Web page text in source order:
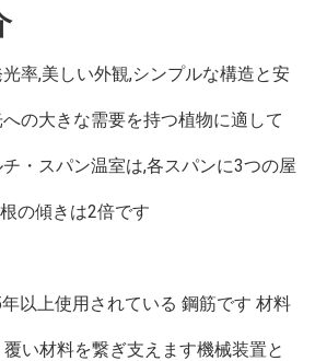
率,美しい外観,シンプルな構造と安
の大きな需要を持つ植物に適して
・スパン温室は,各スパンに3つの屋
の傾きは2倍です
以上使用されている 鋼筋です 材料
い材料を繋ぎ支えます機械装置と